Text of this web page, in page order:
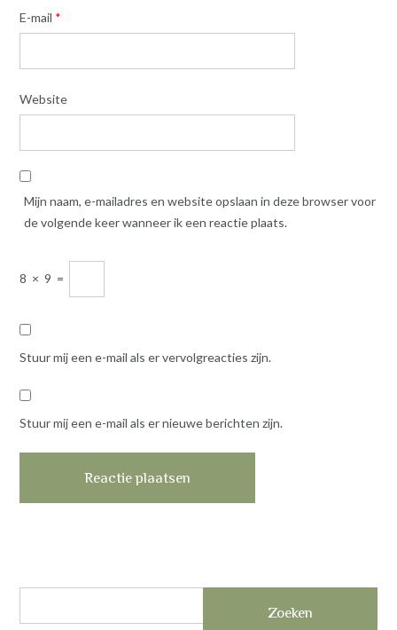
E-mail *
Website
Mijn naam, e-mailadres en website opslaan in deze browser voor
de volgende keer wanneer ik een reactie plaats.
8 × 9 =
Stuur mij een e-mail als er vervolgreacties zijn.
Stuur mij een e-mail als er nieuwe berichten zijn.
Zoeken